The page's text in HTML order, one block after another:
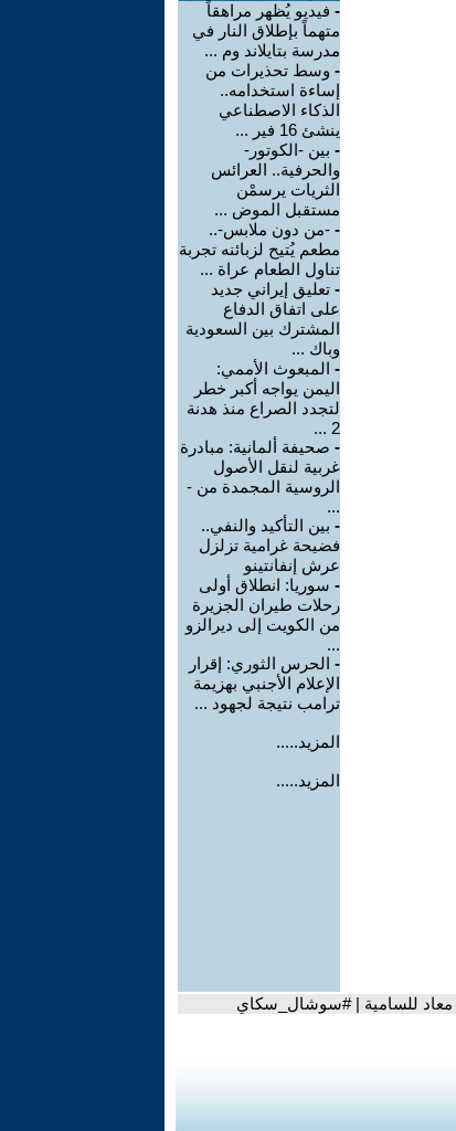
- فيديو يُظهر مراهقاً
متهماً بإطلاق النار في
مدرسة بتايلاند وم ...
- وسط تحذيرات من
إساءة استخدامه..
الذكاء الاصطناعي
ينشئ 16 فير ...
- بين -الكوتور-
والحرفية.. العرائس
الثريات يرسمْن
مستقبل الموض ...
- -من دون ملابس-..
مطعم يُتيح لزبائنه تجربة
تناول الطعام عراة ...
- تعليق إيراني جديد
على اتفاق الدفاع
المشترك بين السعودية
وباك ...
- المبعوث الأممي:
اليمن يواجه أكبر خطر
لتجدد الصراع منذ هدنة
2 ...
- صحيفة ألمانية: مبادرة
غربية لنقل الأصول
الروسية المجمدة من -
...
- بين التأكيد والنفي..
فضيحة غرامية تزلزل
عرش إنفانتينو
- سوريا: انطلاق أولى
رحلات طيران الجزيرة
من الكويت إلى ديرالزو
...
- الحرس الثوري: إقرار
الإعلام الأجنبي بهزيمة
ترامب نتيجة لجهود ...
المزيد.....
المزيد.....
معاد للسامية | #سوشال_سكاي